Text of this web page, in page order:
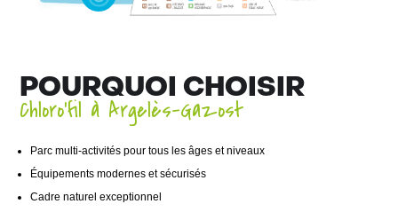
POURQUOI CHOISIR
Chloro’fil à Argelès-Gazost
Parc multi-activités pour tous les âges et niveaux
Équipements modernes et sécurisés
Cadre naturel exceptionnel